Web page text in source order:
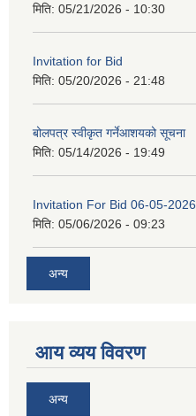
मिति: 05/21/2026 - 10:30
Invitation for Bid
मिति: 05/20/2026 - 21:48
बोलपत्र स्वीकृत गर्नेआशयको सूचना
मिति: 05/14/2026 - 19:49
Invitation For Bid 06-05-2026
मिति: 05/06/2026 - 09:23
अन्य
आय व्यय विवरण
अन्य